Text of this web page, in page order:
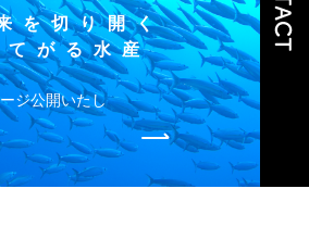
を切り開く
てがる水産
ジ公開いたし